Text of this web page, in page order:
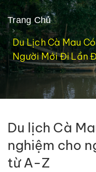
Trang Chủ
Du Lịch Cà Mau
Người Mới Đi Lần
Du lịch Cà
nghiệm cho
từ A-Z